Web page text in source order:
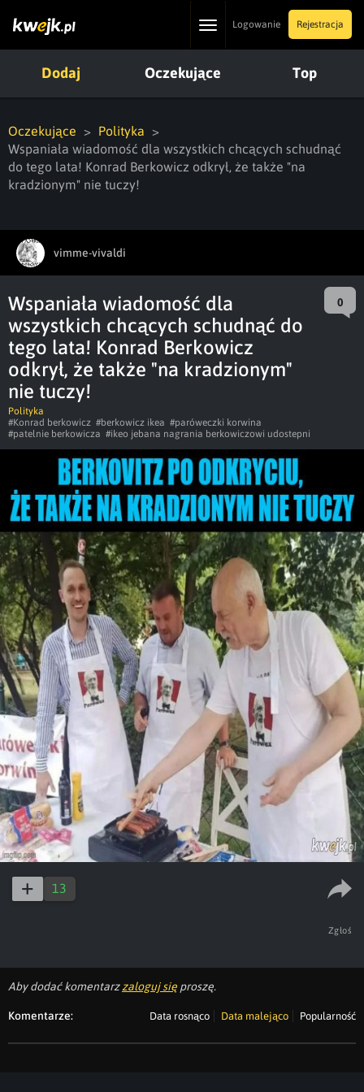
ToggleLogowanie Rejestracja
Dodaj Oczekujące Top
Oczekujące
Polityka
Wspaniała wiadomość dla wszystkich chcących schudnąć
do tego lata! Konrad Berkowicz odkrył, że także "na
kradzionym" nie tuczy!
vimme-vivaldi
Wspaniała wiadomość dla
wszystkich chcących schudnąć do
tego lata! Konrad Berkowicz
odkrył, że także "na kradzionym"
nie tuczy!
0
Polityka
#Konrad berkowicz #berkowicz ikea #paróweczki korwina
#patelnie berkowicza #ikeo jebana nagrania berkowiczowi udostepni
13
Zgłoś
Aby dodać komentarzzaloguj się proszę.
Komentarze: Data rosnąco Data malejąco Popularność